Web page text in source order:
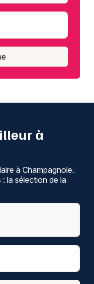
à
à Champagnole.
la sélection de la